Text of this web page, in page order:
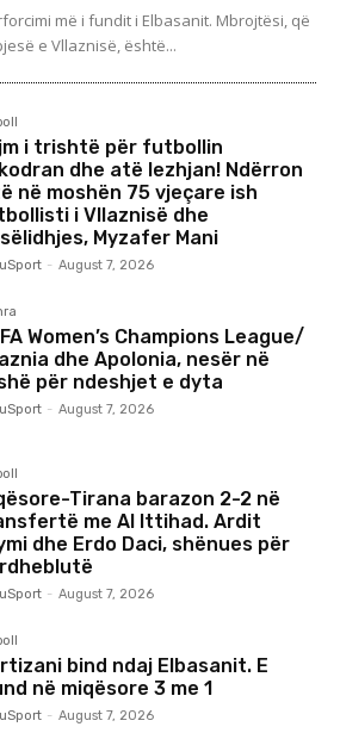
më i fundit i Elbasanit. Mbrojtësi, që
e Vllaznisë, është...
i trishtë për futbollin
dhe atë lezhjan! Ndërron
në moshën 75 vjeçare ish
i Vllaznisë dhe
Myzafer Mani
- August 7, 2026
Women’s Champions League/
dhe Apolonia, nesër në
për ndeshjet e dyta
- August 7, 2026
Tirana barazon 2-2 në
me Al Ittihad. Ardit
dhe Erdo Daci, shënues për
- August 7, 2026
bind ndaj Elbasanit. E
në miqësore 3 me 1
- August 7, 2026